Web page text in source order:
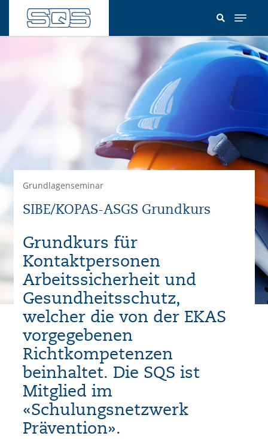
Inhalt
Grundlagenseminar
SIBE/KOPAS-ASGS Grundkurs
Grundkurs für
Kontaktpersonen
Arbeitssicherheit und
Gesundheitsschutz,
welcher die von der EKAS
vorgegebenen
Richtkompetenzen
beinhaltet. Die SQS ist
Mitglied im
«Schulungsnetzwerk
Prävention».